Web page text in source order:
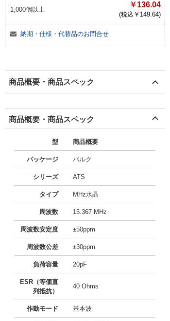
1,000個以上
￥136.04
(税込￥ 149.64)
納期・仕様・代替品のお問合せ
商品概要・商品スペック
商品概要・商品スペック
型 商品概要
パッケージ バルク
シリーズ ATS
タイプ MHz水晶
周波数 15.367 MHz
周波数安定度 ±50ppm
周波数公差 ±30ppm
負荷容量 20pF
ESR（等価直
列抵抗）
40 Ohms
作動モード 基本波